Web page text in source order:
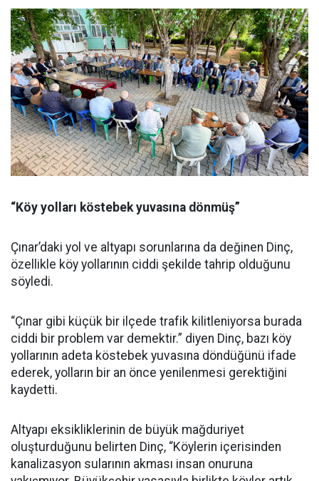
“Köy yolları köstebek yuvasına dönmüş”
Çınar’daki yol ve altyapı sorunlarına da değinen Dinç,
özellikle köy yollarının ciddi şekilde tahrip olduğunu
söyledi.
“Çınar gibi küçük bir ilçede trafik kilitleniyorsa burada
ciddi bir problem var demektir.” diyen Dinç, bazı köy
yollarının adeta köstebek yuvasına döndüğünü ifade
ederek, yolların bir an önce yenilenmesi gerektiğini
kaydetti.
Altyapı eksikliklerinin de büyük mağduriyet
oluşturduğunu belirten Dinç, “Köylerin içerisinden
kanalizasyon sularının akması insan onuruna